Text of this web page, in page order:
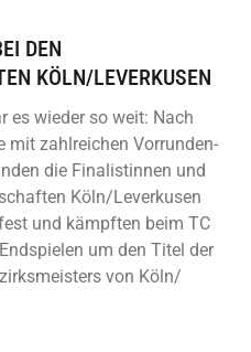
DEN
KÖLN/LEVERKUSEN
es wieder so weit: Nach
mit zahlreichen Vorrunden-
die Finalistinnen und
Köln/Leverkusen
und kämpften beim TC
um den Titel der
von Köln/